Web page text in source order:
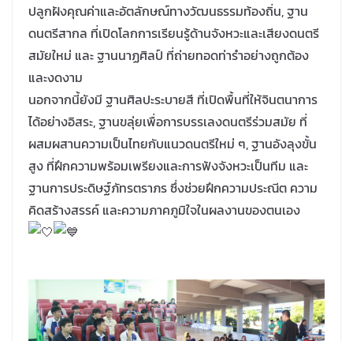
ปลูกฝังคุณค่าและอัตลักษณ์ทางวัฒนธรรมท้องถิ่น, ฐาน
ดนตรีสากล ที่เปิดโลกการเรียนรู้ด้านจังหวะและเสียงดนตรี
สมัยใหม่ และ ฐานนาฏศิลป์ ที่ถ่ายทอดท่ารำอย่างถูกต้อง
และงดงาม
นอกจากนี้ยังมี ฐานศิลปะระบายสี ที่เปิดพื้นที่ให้จินตนาการ
ได้อย่างอิสระ, ฐานขลุ่ยเพื่อการบรรเลงดนตรีร่วมสมัย ที่
ผสมผสานความเป็นไทยกับแนวดนตรีใหม่ ๆ, ฐานอังลุงขั้น
สูง ที่ฝึกความพร้อมเพรียงและการฟังจังหวะเป็นทีม และ
ฐานการประดิษฐ์ภัทรตราภร ซึ่งช่วยฝึกความประณีต ความ
คิดสร้างสรรค์ และความภาคภูมิใจในผลงานของตนเอง